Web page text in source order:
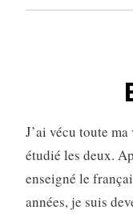
J’ai vécu toute
étudié les deux.
enseigné le
années, je suis